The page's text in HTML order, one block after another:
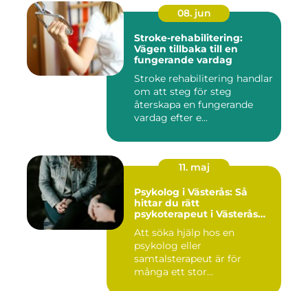
08. jun
Stroke-rehabilitering:
Vägen tillbaka till en
fungerande vardag
Stroke rehabilitering handlar
om att steg för steg
återskapa en fungerande
vardag efter e...
11. maj
Psykolog i Västerås: Så
hittar du rätt
psykoterapeut i Västerås
Att söka hjälp hos en
psykolog eller
samtalsterapeut är för
många ett stor...